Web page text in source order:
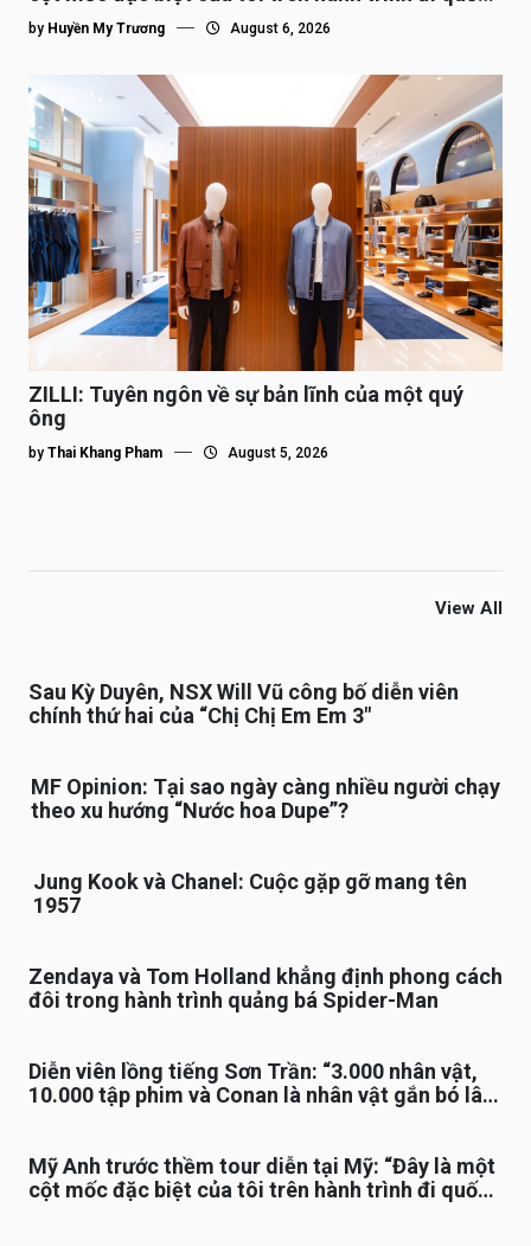
tế”
by Huyền My Trương August 6, 2026
ZILLI: Tuyên ngôn về sự bản lĩnh của một quý
ông
by Thai Khang Pham August 5, 2026
View All
Sau Kỳ Duyên, NSX Will Vũ công bố diễn viên
chính thứ hai của “Chị Chị Em Em 3″
MF Opinion: Tại sao ngày càng nhiều người chạy
theo xu hướng “Nước hoa Dupe”?
Jung Kook và Chanel: Cuộc gặp gỡ mang tên
1957
Zendaya và Tom Holland khẳng định phong cách
đôi trong hành trình quảng bá Spider-Man
Diễn viên lồng tiếng Sơn Trần: “3.000 nhân vật,
10.000 tập phim và Conan là nhân vật gắn bó lâu
Mỹ Anh trước thềm tour diễn tại Mỹ: “Đây là một
cột mốc đặc biệt của tôi trên hành trình đi quốc